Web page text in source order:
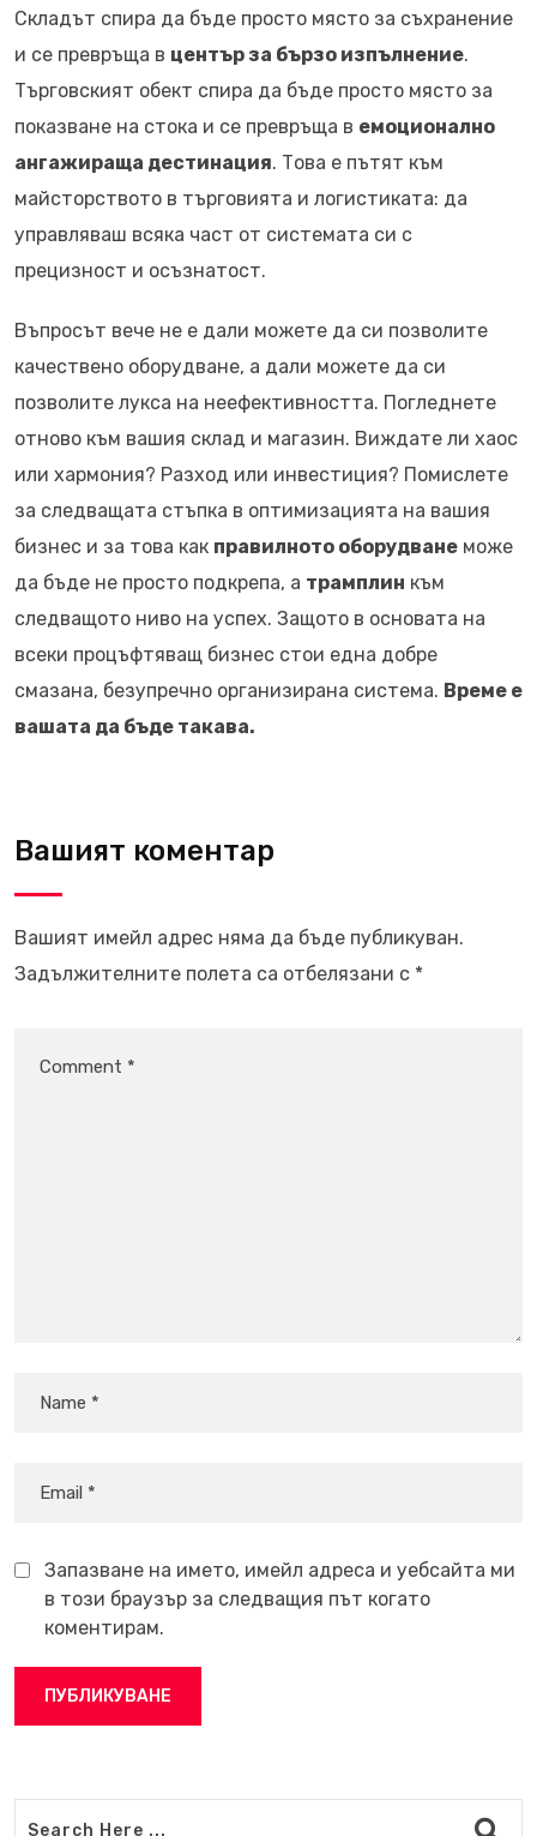
Складът спира да бъде просто място за съхранение
и се превръща в център за бързо изпълнение.
Търговският обект спира да бъде просто място за
показване на стока и се превръща в емоционално
ангажираща дестинация. Това е пътят към
майсторството в търговията и логистиката: да
управляваш всяка част от системата си с
прецизност и осъзнатост.
Въпросът вече не е дали можете да си позволите
качествено оборудване, а дали можете да си
позволите лукса на неефективността. Погледнете
отново към вашия склад и магазин. Виждате ли хаос
или хармония? Разход или инвестиция? Помислете
за следващата стъпка в оптимизацията на вашия
бизнес и за това как правилното оборудване може
да бъде не просто подкрепа, а трамплин към
следващото ниво на успех. Защото в основата на
всеки процъфтяващ бизнес стои една добре
смазана, безупречно организирана система. Време е
вашата да бъде такава.
Вашият коментар
Вашият имейл адрес няма да бъде публикуван.
Задължителните полета са отбелязани с *
Запазване на името, имейл адреса и уебсайта ми
в този браузър за следващия път когато
коментирам.